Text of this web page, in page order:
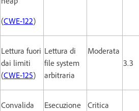
(CWE-122)
Lettura fuori
dai limiti
(CWE-125)
Lettura di
file system
arbitraria
Moderata
3.3
Convalida
Esecuzione
Critica